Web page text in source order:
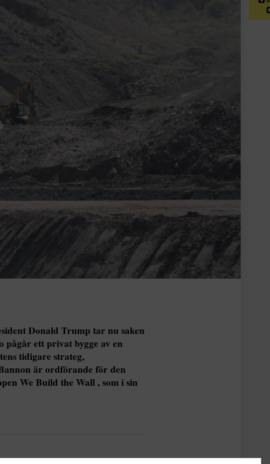
Donald Trump tar nu saken
pågår ett privat bygge av en
tidigare strateg,
är ordförande för den
We Build the Wall , som i sin